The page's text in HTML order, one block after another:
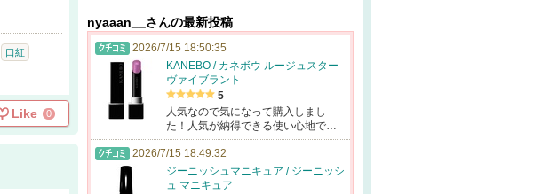
口紅
Like 0
nyaaan__さんの最新投稿
2026/7/15 18:50:35
KANEBO / カネボウ ルージュスター
ヴァイブラント
5
人気なので気になって購入しまし
た！人気が納得できる使い心地で…
2026/7/15 18:49:32
ジーニッシュマニキュア / ジーニッシ
ュ マニキュア